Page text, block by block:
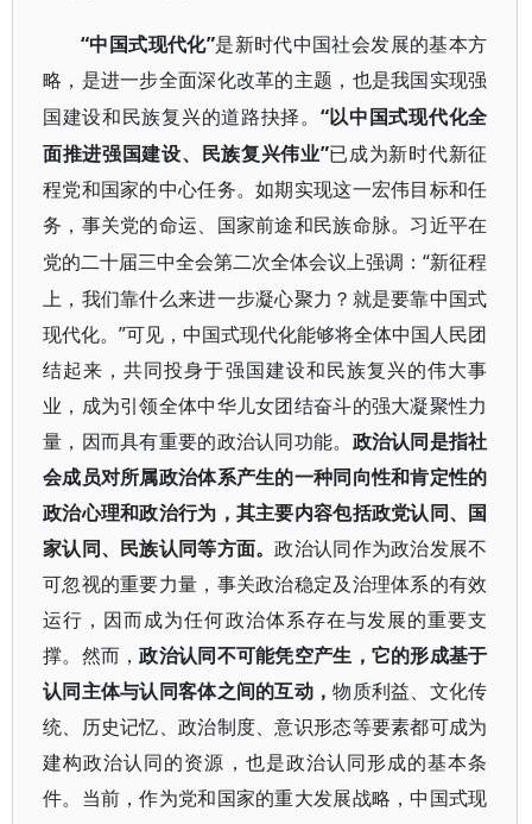
“中国式现代化”是新时代中国社会发展的基本方
略，是进一步全面深化改革的主题，也是我国实现强
国建设和民族复兴的道路抉择。 “以中国式现代化全
面推进强国建设、民族复兴伟业”已成为新时代新征
程党和国家的中心任务。如期实现这一宏伟目标和任
务，事关党的命运、国家前途和民族命脉。习近平在
党的二十届三中全会第二次全体会议上强调：“新征程
上，我们靠什么来进一步凝心聚力？就是要靠中国式
现代化。”可见，中国式现代化能够将全体中国人民团
结起来，共同投身于强国建设和民族复兴的伟大事
业，成为引领全体中华儿女团结奋斗的强大凝聚性力
量，因而具有重要的政治认同功能。
政治认同是指社
会成员对所属政治体系产生的一种同向性和肯定性的
政治心理和政治行为，其主要内容包括政党认同、国
家认同、民族认同等方面。政治认同作为政治发展不
可忽视的重要力量，事关政治稳定及治理体系的有效
运行，因而成为任何政治体系存在与发展的重要支
撑。然而，政治认同不可能凭空产生，它的形成基于
认同主体与认同客体之间的互动，物质利益、文化传
统、历史记忆、政治制度、意识形态等要素都可成为
建构政治认同的资源，也是政治认同形成的基本条
件。当前，作为党和国家的重大发展战略，中国式现